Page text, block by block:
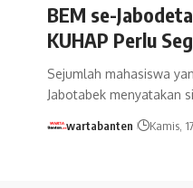
BEM se-
KUHAP Perlu
Sejumlah mahasiswa
Jabotabek menyatakan
wartabanten Kamis,